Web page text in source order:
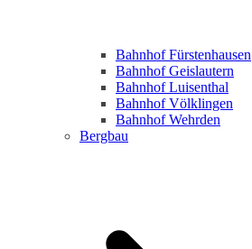
Bahnhof Fürstenhausen
Bahnhof Geislautern
Bahnhof Luisenthal
Bahnhof Völklingen
Bahnhof Wehrden
Bergbau